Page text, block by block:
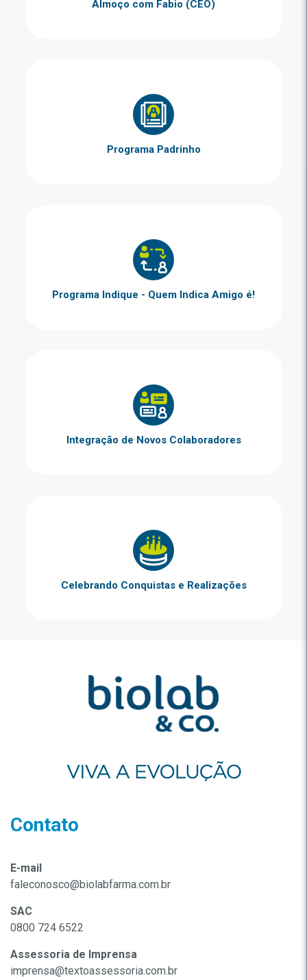
Almoço com Fabio (CEO)
Programa Padrinho
Programa Indique - Quem Indica Amigo é!
Integração de Novos Colaboradores
Celebrando Conquistas e Realizações
Contato
E-mail
faleconosco@biolabfarma.com.br
SAC
0800 724 6522
Assessoria de Imprensa
imprensa@textoassessoria.com.br